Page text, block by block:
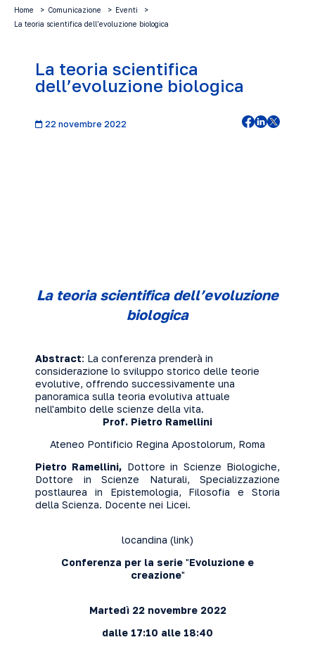
Home Comunicazione
Eventi
La teoria scientifica dell’evoluzione biologica
La teoria scientifica
dell’evoluzione biologica
22 novembre 2022
La teoria scientifica dell’evoluzione
biologica
Abstract: La conferenza prenderà in
considerazione lo sviluppo storico delle teorie
evolutive, offrendo successivamente una
panoramica sulla teoria evolutiva attuale
nell'ambito delle scienze della vita.
Prof. Pietro Ramellini
Ateneo Pontificio Regina Apostolorum, Roma
Pietro Ramellini, Dottore in Scienze Biologiche,
Dottore in Scienze Naturali, Specializzazione
postlaurea in Epistemologia, Filosofia e Storia
della Scienza. Docente nei Licei.
locandina (link)
Conferenza per la serie "Evoluzione e
creazione"
Martedì 22 novembre 2022
dalle 17:10 alle 18:40